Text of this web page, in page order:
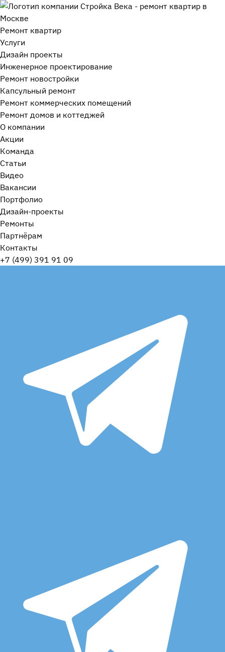
Ремонт квартир
Услуги
Дизайн проекты
Инженерное проектирование
Ремонт новостройки
Капсульный ремонт
Ремонт коммерческих помещений
Ремонт домов и коттеджей
О компании
Акции
Команда
Статьи
Видео
Вакансии
Портфолио
Дизайн-проекты
Ремонты
Партнёрам
Контакты
+7 (499) 391 91 09